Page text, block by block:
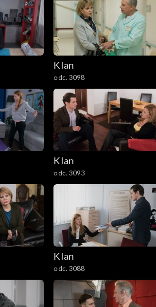
Klan
odc. 3098
Klan
odc. 3093
Klan
odc. 3088